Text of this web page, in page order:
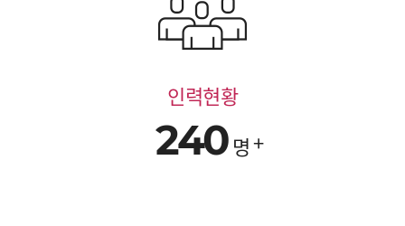
인력현황
240명